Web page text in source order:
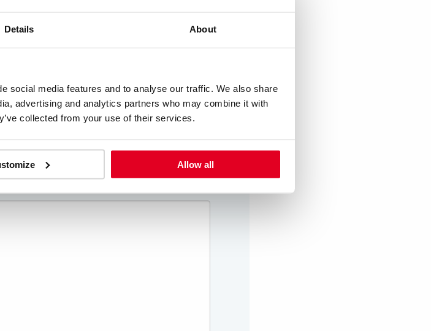
Details About
social media features and to analyse our traffic. We also share
advertising and analytics partners who may combine it with
collected from your use of their services.
Allow all
bestandsgrootte: 15 MB.